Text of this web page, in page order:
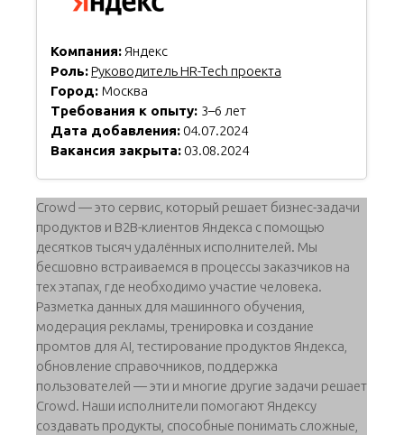
Компания: Яндекс
Роль:Руководитель HR-Tech проекта
Город: Москва
Требования к опыту: 3–6 лет
Дата добавления: 04.07.2024
Вакансия закрыта: 03.08.2024
Crowd — это сервис, который решает бизнес-задачи
продуктов и B2B-клиентов Яндекса с помощью
десятков тысяч удалённых исполнителей. Мы
бесшовно встраиваемся в процессы заказчиков на
тех этапах, где необходимо участие человека.
Разметка данных для машинного обучения,
модерация рекламы, тренировка и создание
промтов для AI, тестирование продуктов Яндекса,
обновление справочников, поддержка
пользователей — эти и многие другие задачи решает
Crowd. Наши исполнители помогают Яндексу
создавать продукты, способные понимать сложные,